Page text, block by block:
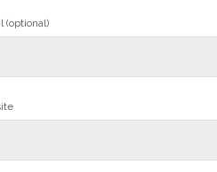
(optional)